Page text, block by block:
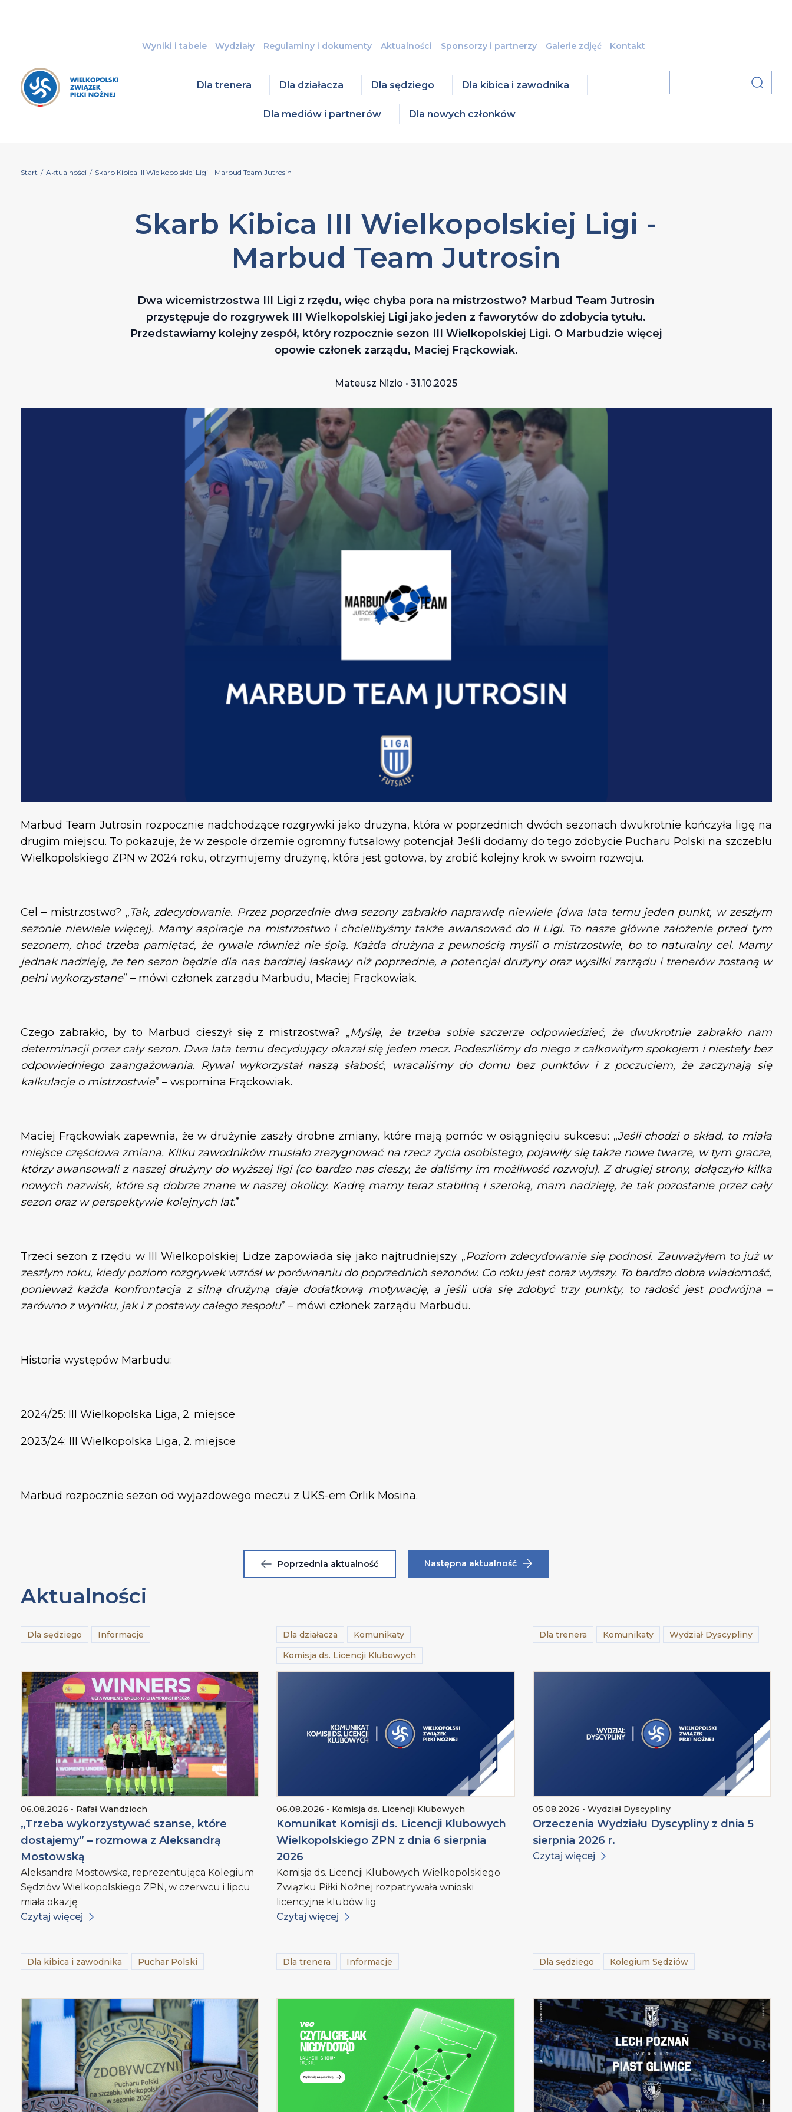
Wyniki i tabele Wydziały Regulaminy i dokumenty Aktualności Sponsorzy i partnerzy Galerie zdjęć Kontakt
Dla trenera Dla działacza Dla sędziego Dla kibica i zawodnika
Dla mediów i partnerów Dla nowych członków
Start / Aktualności / Skarb Kibica III Wielkopolskiej Ligi - Marbud Team Jutrosin
Skarb Kibica III Wielkopolskiej Ligi -
Marbud Team Jutrosin
Dwa wicemistrzostwa III Ligi z rzędu, więc chyba pora na mistrzostwo? Marbud Team Jutrosin
przystępuje do rozgrywek III Wielkopolskiej Ligi jako jeden z faworytów do zdobycia tytułu.
Przedstawiamy kolejny zespół, który rozpocznie sezon III Wielkopolskiej Ligi. O Marbudzie więcej
opowie członek zarządu, Maciej Frąckowiak.
Mateusz Nizio • 31.10.2025
Marbud Team Jutrosin rozpocznie nadchodzące rozgrywki jako drużyna, która w poprzednich dwóch sezonach dwukrotnie kończyła ligę na
drugim miejscu. To pokazuje, że w zespole drzemie ogromny futsalowy potencjał. Jeśli dodamy do tego zdobycie Pucharu Polski na szczeblu
Wielkopolskiego ZPN w 2024 roku, otrzymujemy drużynę, która jest gotowa, by zrobić kolejny krok w swoim rozwoju.
Cel – mistrzostwo? „Tak, zdecydowanie. Przez poprzednie dwa sezony zabrakło naprawdę niewiele (dwa lata temu jeden punkt, w zeszłym
sezonie niewiele więcej). Mamy aspiracje na mistrzostwo i chcielibyśmy także awansować do II Ligi. To nasze główne założenie przed tym
sezonem, choć trzeba pamiętać, że rywale również nie śpią. Każda drużyna z pewnością myśli o mistrzostwie, bo to naturalny cel. Mamy
jednak nadzieję, że ten sezon będzie dla nas bardziej łaskawy niż poprzednie, a potencjał drużyny oraz wysiłki zarządu i trenerów zostaną w
pełni wykorzystane” – mówi członek zarządu Marbudu, Maciej Frąckowiak.
Czego zabrakło, by to Marbud cieszył się z mistrzostwa? „Myślę, że trzeba sobie szczerze odpowiedzieć, że dwukrotnie zabrakło nam
determinacji przez cały sezon. Dwa lata temu decydujący okazał się jeden mecz. Podeszliśmy do niego z całkowitym spokojem i niestety bez
odpowiedniego zaangażowania. Rywal wykorzystał naszą słabość, wracaliśmy do domu bez punktów i z poczuciem, że zaczynają się
kalkulacje o mistrzostwie” – wspomina Frąckowiak.
Maciej Frąckowiak zapewnia, że w drużynie zaszły drobne zmiany, które mają pomóc w osiągnięciu sukcesu: „Jeśli chodzi o skład, to miała
miejsce częściowa zmiana. Kilku zawodników musiało zrezygnować na rzecz życia osobistego, pojawiły się także nowe twarze, w tym gracze,
którzy awansowali z naszej drużyny do wyższej ligi (co bardzo nas cieszy, że daliśmy im możliwość rozwoju). Z drugiej strony, dołączyło kilka
nowych nazwisk, które są dobrze znane w naszej okolicy. Kadrę mamy teraz stabilną i szeroką, mam nadzieję, że tak pozostanie przez cały
sezon oraz w perspektywie kolejnych lat.”
Trzeci sezon z rzędu w III Wielkopolskiej Lidze zapowiada się jako najtrudniejszy. „Poziom zdecydowanie się podnosi. Zauważyłem to już w
zeszłym roku, kiedy poziom rozgrywek wzrósł w porównaniu do poprzednich sezonów. Co roku jest coraz wyższy. To bardzo dobra wiadomość,
ponieważ każda konfrontacja z silną drużyną daje dodatkową motywację, a jeśli uda się zdobyć trzy punkty, to radość jest podwójna –
zarówno z wyniku, jak i z postawy całego zespołu” – mówi członek zarządu Marbudu.
Historia występów Marbudu:
2024/25: III Wielkopolska Liga, 2. miejsce
2023/24: III Wielkopolska Liga, 2. miejsce
Marbud rozpocznie sezon od wyjazdowego meczu z UKS-em Orlik Mosina.
Poprzednia aktualność Następna aktualność
Aktualności
Dla sędziego Informacje
06.08.2026 • Rafał Wandzioch
„Trzeba wykorzystywać szanse, które
dostajemy” – rozmowa z Aleksandrą
Mostowską
Aleksandra Mostowska, reprezentująca Kolegium
Sędziów Wielkopolskiego ZPN, w czerwcu i lipcu
miała okazję
Czytaj więcej
Dla działacza
Komunikaty
Komisja ds. Licencji Klubowych
06.08.2026 • Komisja ds. Licencji Klubowych
Komunikat Komisji ds. Licencji Klubowych
Wielkopolskiego ZPN z dnia 6 sierpnia
2026
Komisja ds. Licencji Klubowych Wielkopolskiego
Związku Piłki Nożnej rozpatrywała wnioski
licencyjne klubów lig
Czytaj więcej
Dla trenera Komunikaty Wydział Dyscypliny
05.08.2026 • Wydział Dyscypliny
Orzeczenia Wydziału Dyscypliny z dnia 5
sierpnia 2026 r.
Czytaj więcej
Dla kibica i zawodnika Puchar Polski Dla trenera Informacje Dla sędziego Kolegium Sędziów